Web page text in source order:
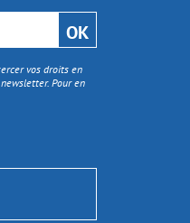
vos droits en
Pour en